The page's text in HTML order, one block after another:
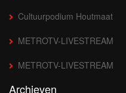
Cultuurpodium Houtmaat
METROTV-LIVESTREAM
METROTV-LIVESTREAM
Archieven